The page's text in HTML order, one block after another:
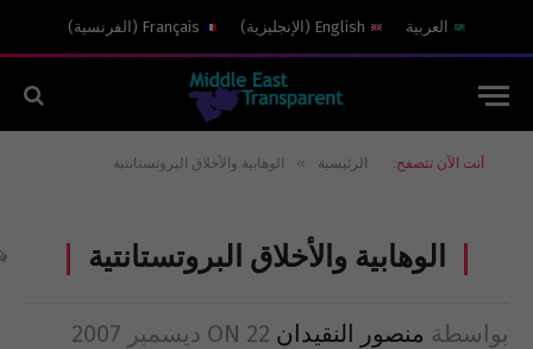
العربية English
( الإنجليزية)
Français
( الفرنسية)
أنت الآن تتصفح: الرئيسية » الوهابية والأخلاق البروتستانتية
الوهابية والأخلاق البروتستانتية
بواسطة منصور النقيدان ON 22 ديسمبر 2007